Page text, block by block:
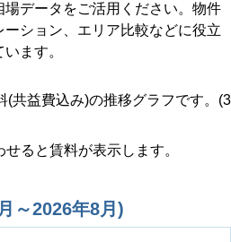
データをご活用ください。物件
ション、エリア比較などに役立
ます。
(共益費込み)の推移グラフです。(3
ると賃料が表示します。
～2026年8月)